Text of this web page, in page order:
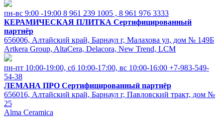
пн-вс 9:00 -19:00 8 961 239 1005 , 8 961 976 3333
КЕРАМИЧЕСКАЯ ПЛИТКА Сертифицированный
партнёр
656006, Алтайский край, Барнаул г, Малахова ул, дом № 149Б
Artkera Group, AltaCera, Delacora, New Trend, LCM
пн-пт 10:00-19:00, cб 10:00-17:00, вс 10:00-16:00 +7-983-549-
54-38
ЛЕМАНА ПРО Сертифицированный партнёр
656016, Алтайский край, Барнаул г, Павловский тракт, дом №
25
Alma Ceramica